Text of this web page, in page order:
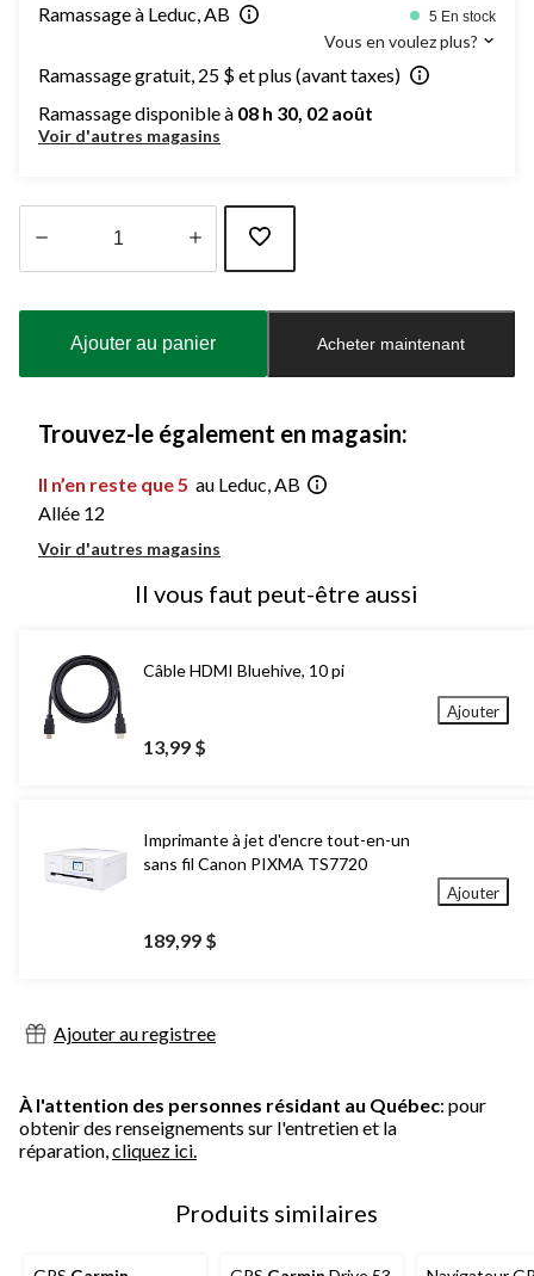
Ramassage à Leduc, AB 5 En stock
Vous en voulez plus?
Ramassage gratuit, 25 $ et plus (avant taxes)
Ramassage disponible à 08 h 30, 02 août
Voir d'autres magasins
à
Ajouter au panier Acheter maintenant
Trouvez-le également en magasin:
Il n’en reste que 5 au Leduc, AB
Allée 12
Voir d'autres magasins
Il vous faut peut-être aussi
Câble HDMI Bluehive, 10 pi
13,99 $
Ajouter
Imprimante à jet d'encre tout-en-un
sans fil Canon PIXMA TS7720
189,99 $
Ajouter
Ajouter au registree
À l'attention des personnes résidant au Québec: pour
obtenir des renseignements sur l'entretien et la
réparation,cliquez ici.
Produits similaires